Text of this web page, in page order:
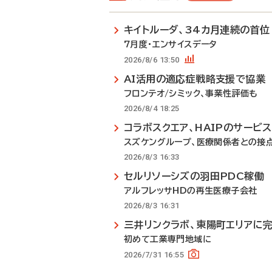
キイトルーダ、34カ月連続の首位
7月度・エンサイスデータ
2026/8/6 13:50
AI活用の適応症戦略支援で協業
フロンテオ/シミック、事業性評価も
2026/8/4 18:25
コラボスクエア、HAIPのサービ
スズケングループ、医療関係者との接
2026/8/3 16:33
セルリソーシズの羽田PDC稼働
アルフレッサHDの再生医療子会社
2026/8/3 16:31
三井リンクラボ、東陽町エリアに
初めて工業専門地域に
2026/7/31 16:55